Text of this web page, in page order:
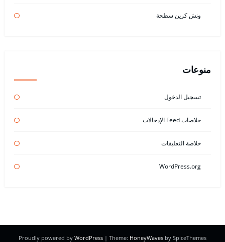
ونش كرين سطحة
منوعات
تسجيل الدخول
خلاصات Feed الإدخالات
خلاصة التعليقات
WordPress.org
Proudly powered by WordPress | Theme: HoneyWaves by SpiceThemes